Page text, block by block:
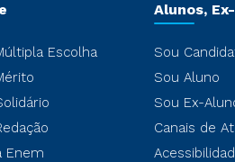
Escolha
Enem
Alunos,
Sou
Sou Aluno
Sou Ex-
Canais de